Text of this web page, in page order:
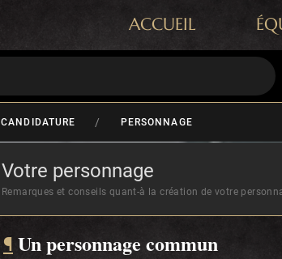
ACCUEIL
CANDIDATURE / PERSONNAGE
Votre personnage
Remarques et conseils quant-à la création de votre
¶ Un personnage commun